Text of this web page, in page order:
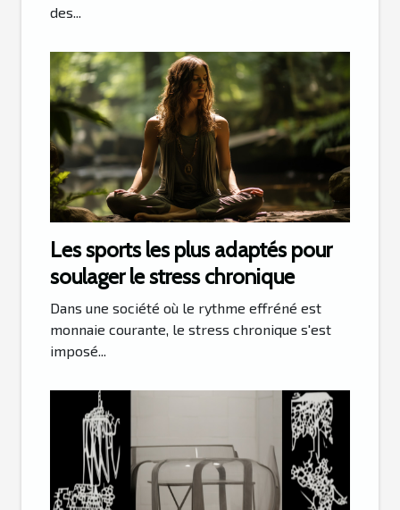
des...
Les sports les plus adaptés pour
soulager le stress chronique
Dans une société où le rythme effréné est
monnaie courante, le stress chronique s'est
imposé...